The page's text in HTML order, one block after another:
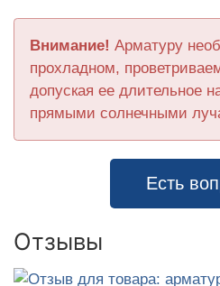
Внимание! Арматуру
прохладном,
допуская ее длительное
прямыми солнечными
Есть
Отзывы